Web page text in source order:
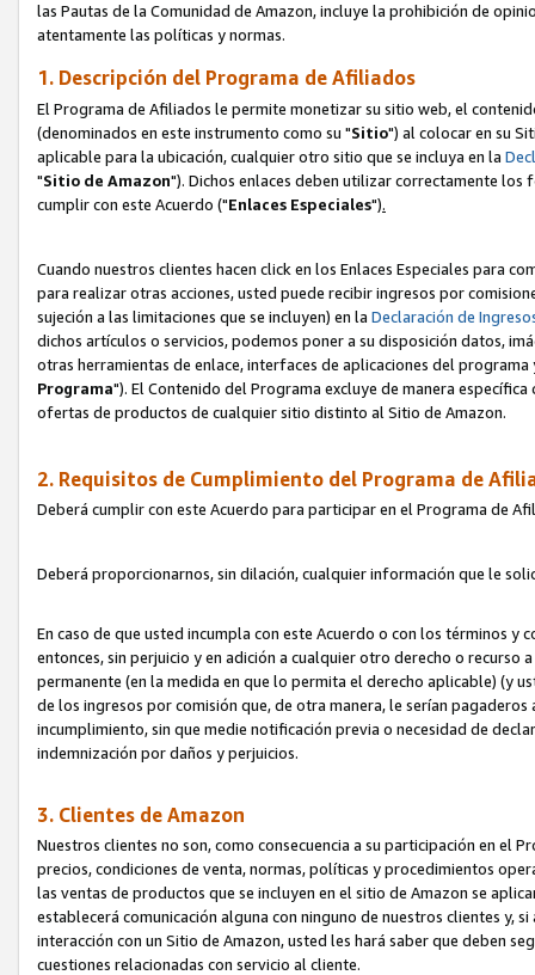
las Pautas de la Comunidad de Amazon, incluye la prohibición de
atentamente las políticas y normas.
1. Descripción del Programa de Afiliados
El Programa de Afiliados le permite monetizar su sitio web, el
(denominados en este instrumento como su "Sitio") al colocar en su
aplicable para la ubicación, cualquier otro sitio que se incluya en la
"Sitio de Amazon"). Dichos enlaces deben utilizar correctamente los
cumplir con este Acuerdo ("Enlaces Especiales").
Cuando nuestros clientes hacen click en los Enlaces Especiales para
para realizar otras acciones, usted puede recibir ingresos por
sujeción a las limitaciones que se incluyen) en la Declaración de
dichos artículos o servicios, podemos poner a su disposición datos,
otras herramientas de enlace, interfaces de aplicaciones del
Programa"). El Contenido del Programa excluye de manera
ofertas de productos de cualquier sitio distinto al Sitio de Amazon.
2. Requisitos de Cumplimiento del Programa de
Deberá cumplir con este Acuerdo para participar en el Programa de
Deberá proporcionarnos, sin dilación, cualquier información que le
En caso de que usted incumpla con este Acuerdo o con los términos
entonces, sin perjuicio y en adición a cualquier otro derecho o
permanente (en la medida en que lo permita el derecho aplicable) (y
de los ingresos por comisión que, de otra manera, le serían
incumplimiento, sin que medie notificación previa o necesidad de
indemnización por daños y perjuicios.
3. Clientes de Amazon
Nuestros clientes no son, como consecuencia a su participación en el
precios, condiciones de venta, normas, políticas y procedimientos
las ventas de productos que se incluyen en el sitio de Amazon se
establecerá comunicación alguna con ninguno de nuestros clientes y,
interacción con un Sitio de Amazon, usted les hará saber que deben
cuestiones relacionadas con servicio al cliente.